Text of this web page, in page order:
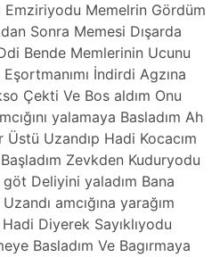
Memelrin Gördüm
Sonra Memesi Dışarda
Bende Memlerinin Ucunu
İndirdi Agzına
Çekti Ve Bos aldım Onu
yalamaya Basladım Ah
Üstü Uzandıp Hadi Kocacım
Zevkden Kuduryodu
Deliyini yaladım Bana
amcığına yarağım
Diyerek Sayıklıyodu
Basladım Ve Bagırmaya